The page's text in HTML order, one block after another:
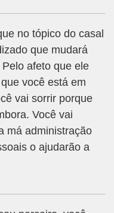
no tópico do casal
que mudará
afeto que ele
você está em
vai sorrir porque
Você vai
má administração
o ajudarão a